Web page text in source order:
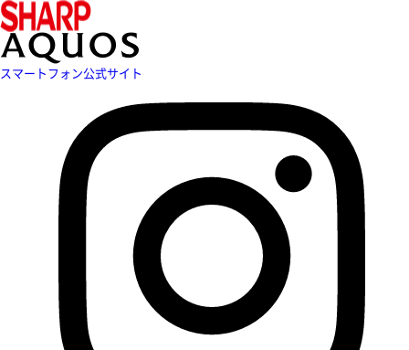
スマートフォン公式サイト